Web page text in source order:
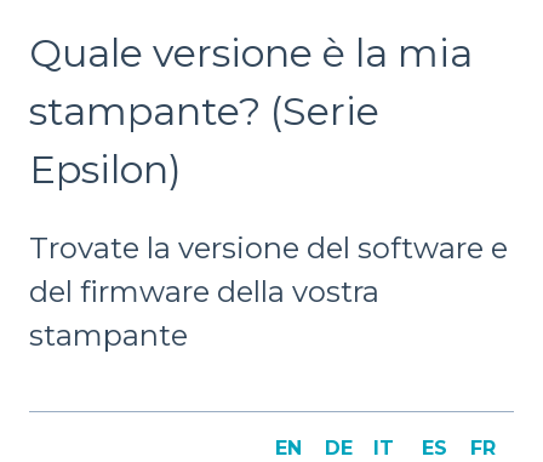
Quale versione è la mia
stampante? (Serie
Epsilon)
Trovate la versione del software e
del firmware della vostra
stampante
EN DE IT ES FR